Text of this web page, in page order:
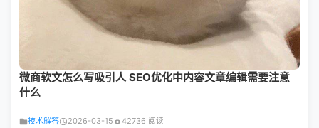
微商软文怎么写吸引人 SEO优化中内容文章编辑需要注意
什么
技术解答 2026-03-15 42736 阅读